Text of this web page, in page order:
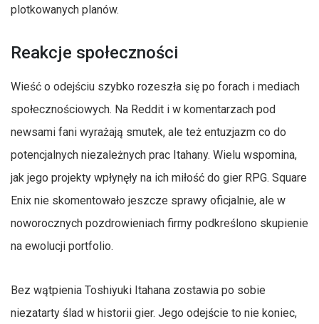
plotkowanych planów.
Reakcje społeczności
Wieść o odejściu szybko rozeszła się po forach i mediach
społecznościowych. Na Reddit i w komentarzach pod
newsami fani wyrażają smutek, ale też entuzjazm co do
potencjalnych niezależnych prac Itahany. Wielu wspomina,
jak jego projekty wpłynęły na ich miłość do gier RPG. Square
Enix nie skomentowało jeszcze sprawy oficjalnie, ale w
noworocznych pozdrowieniach firmy podkreślono skupienie
na ewolucji portfolio.
Bez wątpienia Toshiyuki Itahana zostawia po sobie
niezatarty ślad w historii gier. Jego odejście to nie koniec,